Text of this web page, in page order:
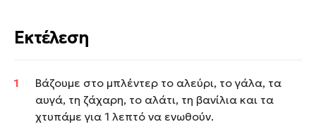
Εκτέλεση
Βάζουμε στο μπλέντερ το αλεύρι, το γάλα, τα
αυγά, τη ζάχαρη, το αλάτι, τη βανίλια και τα
χτυπάμε για 1 λεπτό να ενωθούν.